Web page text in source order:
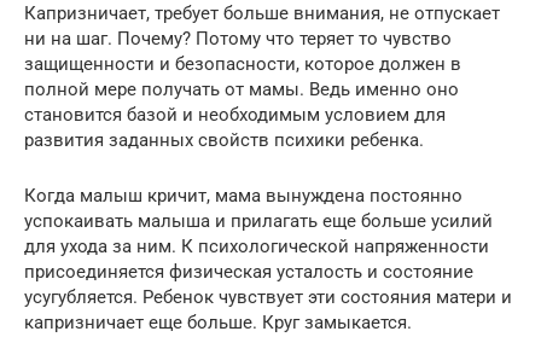
Капризничает, требует больше внимания, не отпускает
ни на шаг. Почему? Потому что теряет то чувство
защищенности и безопасности, которое должен в
полной мере получать от мамы. Ведь именно оно
становится базой и необходимым условием для
развития заданных свойств психики ребенка.
Когда малыш кричит, мама вынуждена постоянно
успокаивать малыша и прилагать еще больше усилий
для ухода за ним. К психологической напряженности
присоединяется физическая усталость и состояние
усугубляется. Ребенок чувствует эти состояния матери и
капризничает еще больше. Круг замыкается.